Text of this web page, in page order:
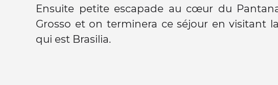
Ensuite petite escapade au cœur du
Grosso et on terminera ce séjour en visitant
qui est Brasilia.